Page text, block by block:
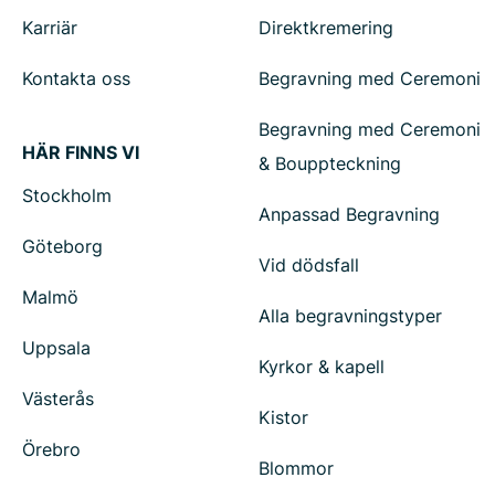
Karriär
Kontakta oss
HÄR FINNS VI
Stockholm
Göteborg
Malmö
Uppsala
Västerås
Örebro
Direktkremering
Begravning med Ceremoni
Begravning med Ceremoni
& Bouppteckning
Anpassad Begravning
Vid dödsfall
Alla begravningstyper
Kyrkor & kapell
Kistor
Blommor